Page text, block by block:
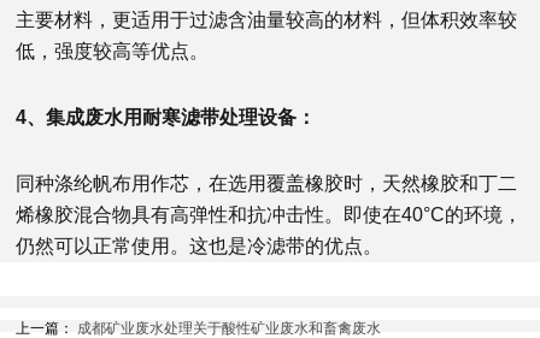
主要材料，更适用于过滤含油量较高的材料，但体积效率较
低，强度较高等优点。
4、集成废水用耐寒滤带处理设备：
同种涤纶帆布用作芯，在选用覆盖橡胶时，天然橡胶和丁二
烯橡胶混合物具有高弹性和抗冲击性。即使在40°C的环境，
仍然可以正常使用。这也是冷滤带的优点。
上一篇： 成都矿业废水处理关于酸性矿业废水和畜禽废水